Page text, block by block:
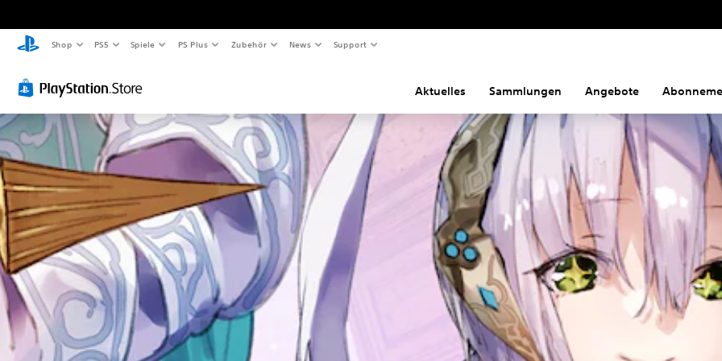
Shop PS5 Spiele PS Plus Zubehör News Support
Aktuelles Sammlungen Angebote